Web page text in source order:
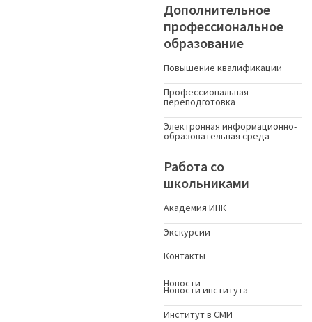
Дополнительное
профессиональное
образование
Повышение квалификации
Профессиональная
переподготовка
Электронная информационно-
образовательная среда
Работа со
школьниками
Академия ИНК
Экскурсии
Контакты
Новости
Новости института
Институт в СМИ